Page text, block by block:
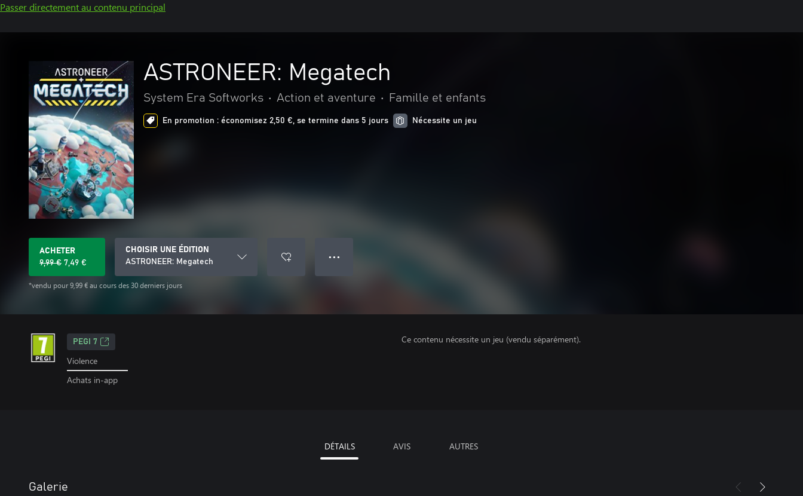
Passer directement au contenu principal
ASTRONEER: Megatech
System Era Softworks • Action et aventure • Famille et enfants
En promotion : économisez 2,50 €, se termine dans 5 jours Nécessite un jeu
ACHETER
9,99 € 7,49 €
*vendu pour 9,99 € au cours des 30 derniers jours
CHOISIR UNE ÉDITION
ASTRONEER: Megatech
● ● ●
PEGI 7
Violence
Achats in-app
Ce contenu nécessite un jeu (vendu séparément).
DÉTAILS AVIS AUTRES
Galerie